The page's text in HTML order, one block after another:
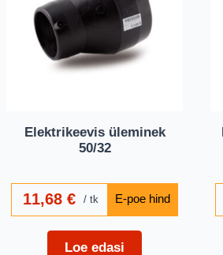
Elektrikeevis üleminek
50/32
11,68 € tk
Loe edasi